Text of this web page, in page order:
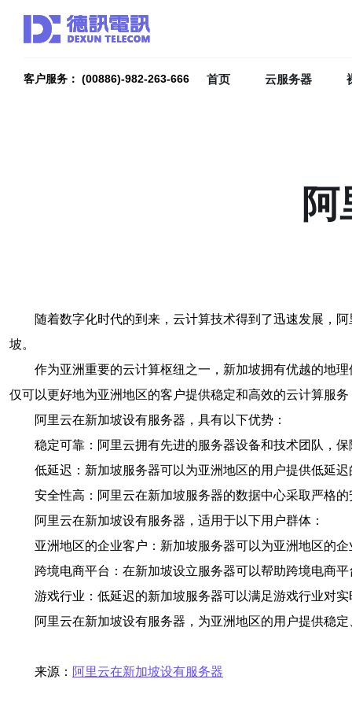
客户服务： (00886)-982-263-666 首页 云服务器
随着数字化时代的到来，云计算技术得到了迅速发展，
坡。
作为亚洲重要的云计算枢纽之一，新加坡拥有优越的地
仅可以更好地为亚洲地区的客户提供稳定和高效的云计算服
阿里云在新加坡设有服务器，具有以下优势：
稳定可靠：阿里云拥有先进的服务器设备和技术团队，
低延迟：新加坡服务器可以为亚洲地区的用户提供低延
安全性高：阿里云在新加坡服务器的数据中心采取严格
阿里云在新加坡设有服务器，适用于以下用户群体：
亚洲地区的企业客户：新加坡服务器可以为亚洲地区的
跨境电商平台：在新加坡设立服务器可以帮助跨境电商
游戏行业：低延迟的新加坡服务器可以满足游戏行业对
阿里云在新加坡设有服务器，为亚洲地区的用户提供稳
来源： 阿里云在新加坡设有服务器